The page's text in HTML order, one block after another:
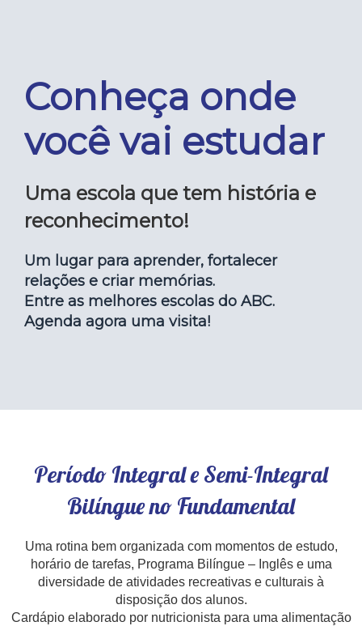
Conheça onde
você vai estudar
Uma escola que tem história e
reconhecimento!
Um lugar para aprender, fortalecer
relações e criar memórias.
Entre as melhores escolas do ABC.
Agenda agora uma visita!
Período Integral e Semi-Integral
Bilíngue no Fundamental
Uma rotina bem organizada com momentos de estudo,
horário de tarefas, Programa Bilíngue – Inglês e uma
diversidade de atividades recreativas e culturais à
disposição dos alunos.
Cardápio elaborado por nutricionista para uma alimentação